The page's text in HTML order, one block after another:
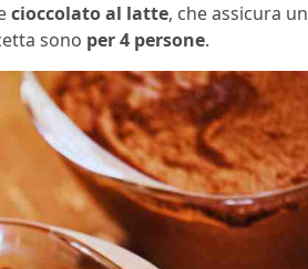
cioccolato al latte, che assicura un
sono per 4 persone.